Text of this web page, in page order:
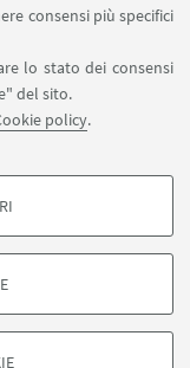
consensi più specifici
lo stato dei consensi
del sito.
policy.
sul sito, per analisi
- Università di
01131710376 - CF:
e accessibilità